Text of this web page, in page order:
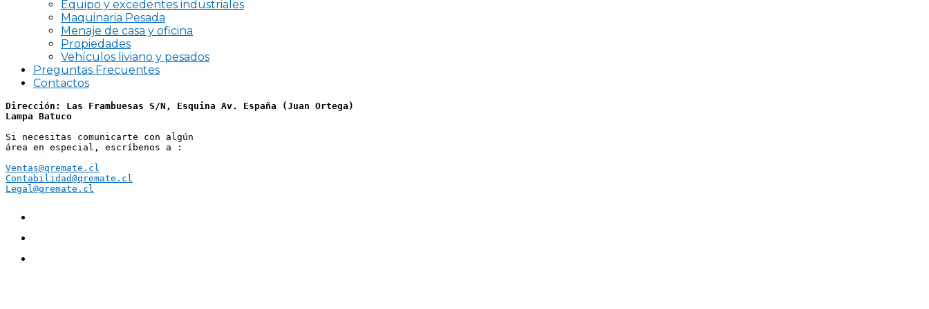
Equipo y excedentes industriales
Maquinaria Pesada
Menaje de casa y oficina
Propiedades
Vehículos liviano y pesados
Preguntas Frecuentes
Contactos
Dirección: Las Frambuesas S/N, Esquina Av. España (Juan Ortega)
Lampa Batuco
Si necesitas comunicarte con algún
área en especial, escríbenos a :
Ventas@qremate.cl
Contabilidad@qremate.cl
Legal@qremate.cl